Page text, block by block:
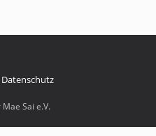
Datenschutz
Sai e.V.